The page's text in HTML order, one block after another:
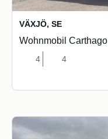
VÄXJÖ, SE
Wohnmobil Carthago
4 4